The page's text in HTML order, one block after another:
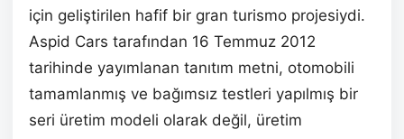
için geliştirilen hafif bir gran turismo projesiydi.
Aspid Cars tarafından 16 Temmuz 2012
tarihinde yayımlanan tanıtım metni, otomobili
tamamlanmış ve bağımsız testleri yapılmış bir
seri üretim modeli olarak değil, üretim